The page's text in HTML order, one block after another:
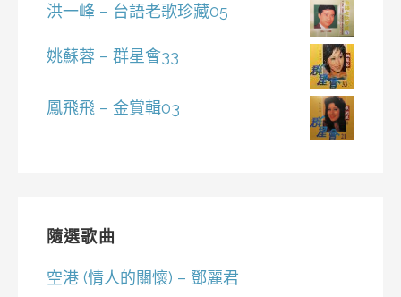
洪一峰 – 台語老歌珍藏05
姚蘇蓉 – 群星會33
鳳飛飛 – 金賞輯03
隨選歌曲
空港 (情人的關懷) – 鄧麗君